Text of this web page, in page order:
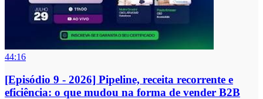
44:16
[Episódio 9 - 2026] Pipeline, receita recorrente e
eficiência: o que mudou na forma de vender B2B